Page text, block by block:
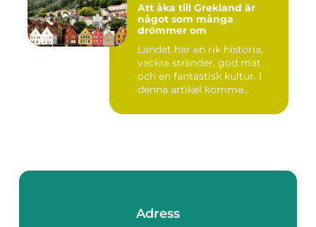
Att åka till Grekland är
något som många
drömmer om
Landet har en rik historia,
vackra stränder, god mat
och en fantastisk kultur. I
denna artikel komme...
Adress